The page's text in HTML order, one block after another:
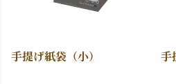
手提げ紙袋（小） 手